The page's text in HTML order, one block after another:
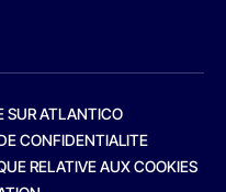
SUR ATLANTICO
CONFIDENTIALITE
RELATIVE AUX COOKIES